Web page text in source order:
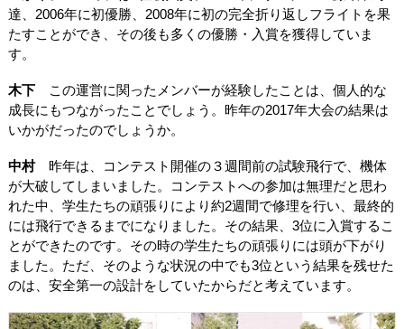
達、2006年に初優勝、2008年に初の完全折り返しフライトを果
たすことができ、その後も多くの優勝・入賞を獲得していま
す。
木下この運営に関ったメンバーが経験したことは、個人的な
成長にもつながったことでしょう。昨年の2017年大会の結果は
いかがだったのでしょうか。
中村昨年は、コンテスト開催の３週間前の試験飛行で、機体
が大破してしまいました。コンテストへの参加は無理だと思わ
れた中、学生たちの頑張りにより約2週間で修理を行い、最終的
には飛行できるまでになりました。その結果、3位に入賞するこ
とができたのです。その時の学生たちの頑張りには頭が下がり
ました。ただ、そのような状況の中でも3位という結果を残せた
のは、安全第一の設計をしていたからだと考えています。